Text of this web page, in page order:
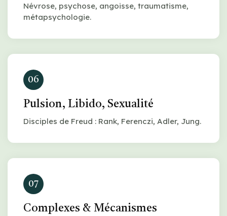
Névrose, psychose, angoisse, traumatisme,
métapsychologie.
06
Pulsion, Libido, Sexualité
Disciples de Freud : Rank, Ferenczi, Adler, Jung.
07
Complexes & Mécanismes